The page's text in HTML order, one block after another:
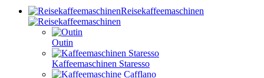
Reisekaffeemaschinen
Outin
Kaffeemaschinen Staresso